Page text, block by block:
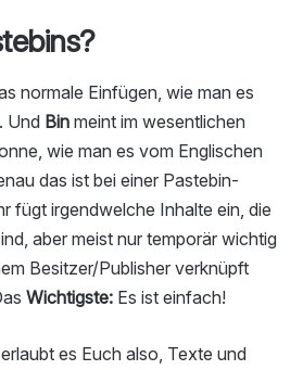
normale Einfügen, wie man es
Und Bin meint im wesentlichen
wie man es vom Englischen
das ist bei einer Pastebin-
fügt irgendwelche Inhalte ein, die
aber meist nur temporär wichtig
Besitzer/Publisher verknüpft
Wichtigste: Es ist einfach!
es Euch also, Texte und